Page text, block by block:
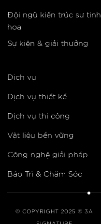
Đội ngũ kiến trúc sư tinh
hoa
Sự kiện & giải thưởng
Dịch vụ
Dịch vụ thiết kế
Dịch vụ thi công
Vật liệu bền vững
Công nghệ giải pháp
Bảo Trì & Chăm Sóc
© COPYRIGHT 2025 © 3A